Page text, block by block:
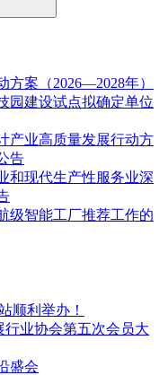
案（2026—2028年）
园建设试点拟确定单位
产业高质量发展行动方
告
和现代生产性服务业深
级智能工厂推荐工作的
顺利举办！
业协会第五次会员大
盛会